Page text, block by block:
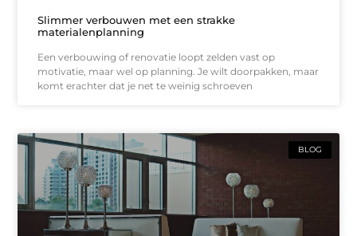
Slimmer verbouwen met een strakke
materialenplanning
Een verbouwing of renovatie loopt zelden vast op
motivatie, maar wel op planning. Je wilt doorpakken, maar
komt erachter dat je net te weinig schroeven
BLOG